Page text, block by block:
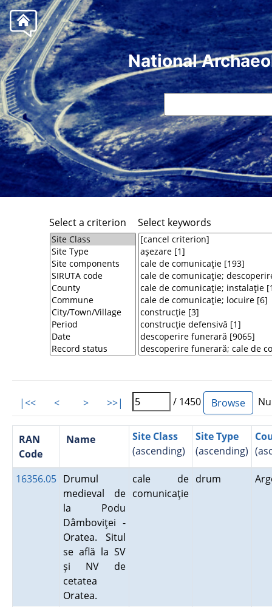
National
Select a criterion Select keywords
|<< < > >>| / 1450
RAN
Code
Name
Site Class
(ascending)
Site Type
(ascending)
16356.05 Drumul
medieval de
la Podu
Dâmboviţei -
Oratea. Situl
se află la SV
şi NV de
cetatea
Oratea.
cale de
comunicaţie
drum